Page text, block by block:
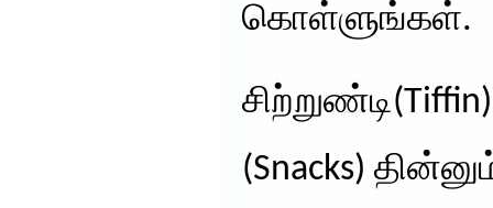
கொள்ளுங்கள்.
(Snacks)